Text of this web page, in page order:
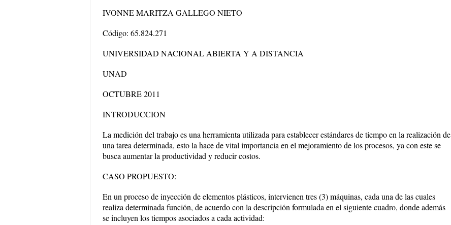
IVONNE MARITZA GALLEGO NIETO
Código: 65.824.271
UNIVERSIDAD NACIONAL ABIERTA Y A DISTANCIA
UNAD
OCTUBRE 2011
INTRODUCCION
La medición del trabajo es una herramienta utilizada para establecer estándares de tiempo en la realización de
una tarea determinada, esto la hace de vital importancia en el mejoramiento de los procesos, ya con este se
busca aumentar la productividad y reducir costos.
CASO PROPUESTO:
En un proceso de inyección de elementos plásticos, intervienen tres (3) máquinas, cada una de las cuales
realiza determinada función, de acuerdo con la descripción formulada en el siguiente cuadro, donde además
se incluyen los tiempos asociados a cada actividad: